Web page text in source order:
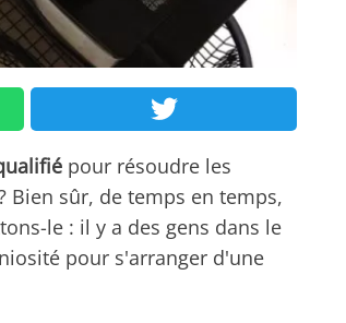
pour résoudre les
Bien sûr, de temps en temps,
le : il y a des gens dans le
pour s'arranger d'une